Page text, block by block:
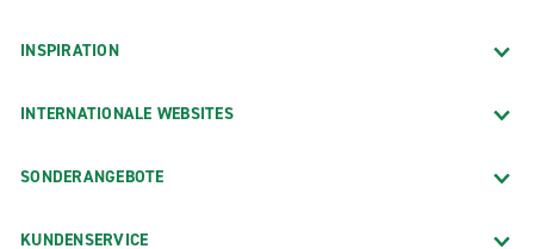
INSPIRATION
INTERNATIONALE WEBSITES
SONDERANGEBOTE
KUNDENSERVICE